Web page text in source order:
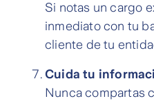
Si notas un cargo
inmediato con tu
cliente de tu
Cuida tu
Nunca compartas